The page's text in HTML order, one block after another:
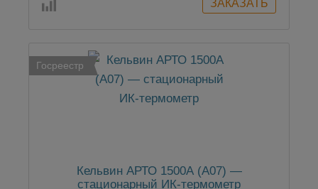
Госреестр
Кельвин АРТО 1500А (А07) —
стационарный ИК-термометр